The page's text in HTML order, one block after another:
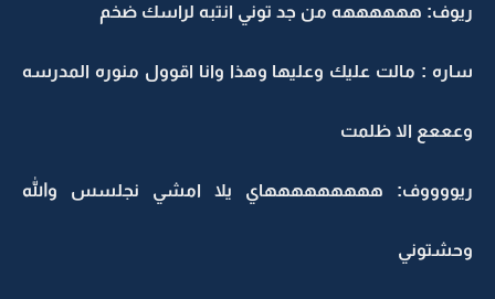
ريوف: ههههههه من جد توني انتبه لراسك ضخم
ساره : مالت عليك وعليها وهذا وانا اقوول منوره المدرسه
وعععع الا ظلمت
ريووووف: هههههههههاي يلا امشي نجلسس والله
وحشتوني